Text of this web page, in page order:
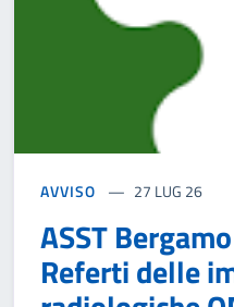
AVVISO 27 LUG 26
ASST
Referti delle